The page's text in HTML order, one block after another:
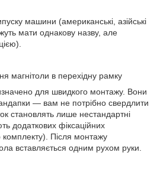
машини (американські, азійські
мати однакову назву, але
магнітоли в перехідну рамку
для швидкого монтажу. Вони
андапки — вам не потрібно свердлити
становлять лише нестандартні
додаткових фіксаційних
комплекту). Після монтажу
вставляється одним рухом руки.